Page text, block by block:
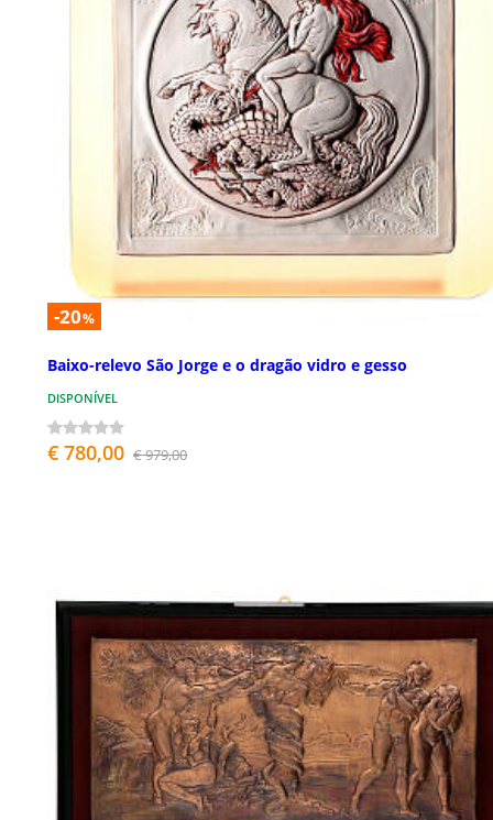
-20%
Baixo-relevo São Jorge e o dragão vidro e gesso
DISPONÍVEL
€ 780,00 € 979,00